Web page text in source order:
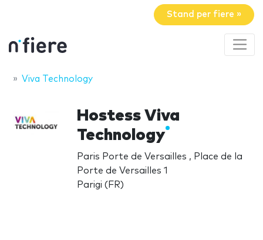
Stand per fiere »
Viva Technology
Hostess Viva
Technology
Paris Porte de Versailles , Place de la
Porte de Versailles 1
Parigi (FR)